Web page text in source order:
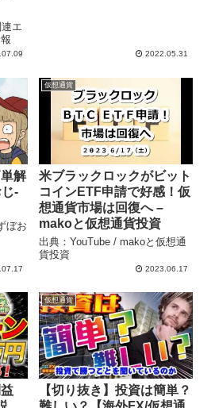
エ
2022.05.31
解
-
ぼお
仮想通貨
米ブラックロックがビット
コインETF申請で好感！仮
想通貨市場は回復へ –
makoと仮想通貨投資
出典：YouTube / makoと仮想通
貨投資
2023.06.17
仮想通貨
【切り抜き】投資は簡単？